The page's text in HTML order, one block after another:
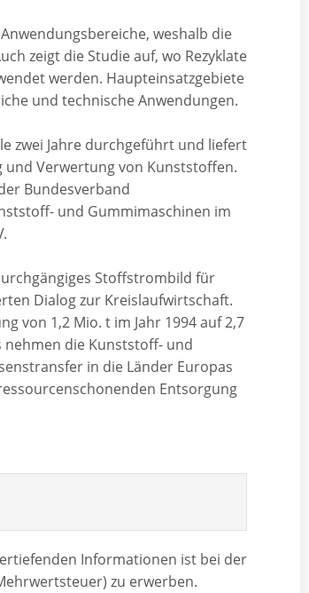
weshalb die
zeigt die Studie auf, wo Rezyklate
werden. Haupteinsatzgebiete
und technische Anwendungen.
zwei Jahre durchgeführt und liefert
und Verwertung von Kunststoffen.
Bundesverband
und Gummimaschinen im
Stoffstrombild für
Dialog zur Kreislaufwirtschaft.
von 1,2 Mio. t im Jahr 1994 auf 2,7
nehmen die Kunststoff- und
in die Länder Europas
Entsorgung
Informationen ist bei der
zu erwerben.